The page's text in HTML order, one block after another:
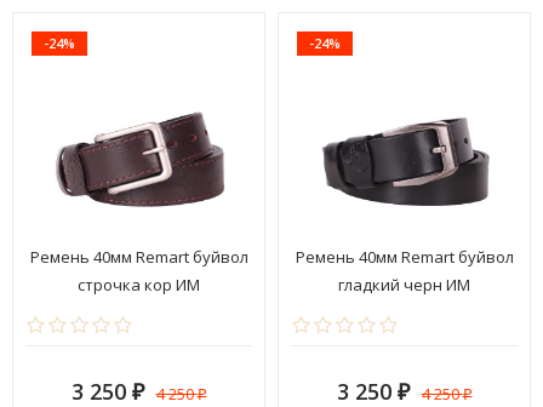
-24%
Ремень 40мм Remart буйвол
строчка кор ИМ
3 250 ₽ 4 250₽
-24%
Ремень 40мм Remart буйвол
гладкий черн ИМ
3 250 ₽ 4 250₽